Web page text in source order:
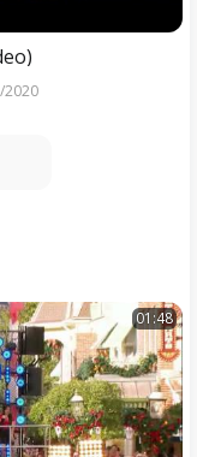
2020
01:48